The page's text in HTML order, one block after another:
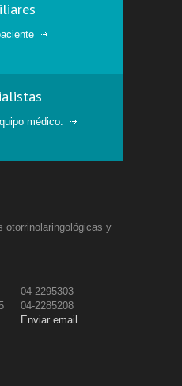
médico.
otorrinolaringológicas y
04-2295303
04-2285208
Enviar email